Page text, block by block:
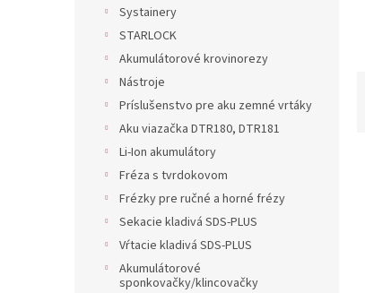
Systainery
STARLOCK
Akumulátorové krovinorezy
Nástroje
Príslušenstvo pre aku zemné vrtáky
Aku viazačka DTR180, DTR181
Li-Ion akumulátory
Fréza s tvrdokovom
Frézky pre ručné a horné frézy
Sekacie kladivá SDS-PLUS
Vŕtacie kladivá SDS-PLUS
Akumulátorové
sponkovačky/klincovačky